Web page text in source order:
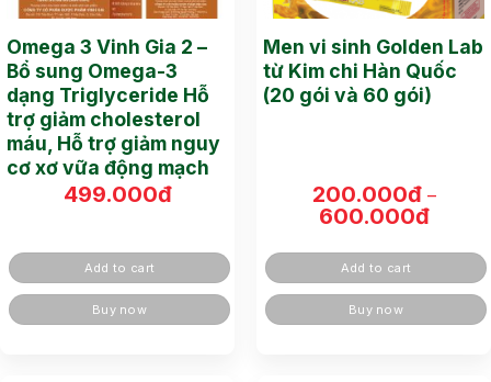
Omega 3 Vinh Gia 2 –
Bổ sung Omega-3
dạng Triglyceride Hỗ
trợ giảm cholesterol
máu, Hỗ trợ giảm nguy
cơ xơ vữa động mạch
499.000đ
Add to cart
Buy now
Men vi sinh Golden Lab
từ Kim chi Hàn Quốc
(20 gói và 60 gói)
200.000đ –
600.000đ
từ
đến
Add to cart
Buy now